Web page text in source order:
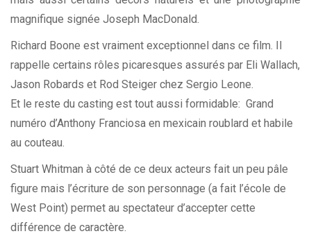
magnifique signée Joseph MacDonald.
Richard Boone est vraiment exceptionnel dans ce film. Il
rappelle certains rôles picaresques assurés par Eli Wallach,
Jason Robards et Rod Steiger chez Sergio Leone.
Et le reste du casting est tout aussi formidable: Grand
numéro d’Anthony Franciosa en mexicain roublard et habile
au couteau.
Stuart Whitman à côté de ce deux acteurs fait un peu pâle
figure mais l’écriture de son personnage (a fait l’école de
West Point) permet au spectateur d’accepter cette
différence de caractère.